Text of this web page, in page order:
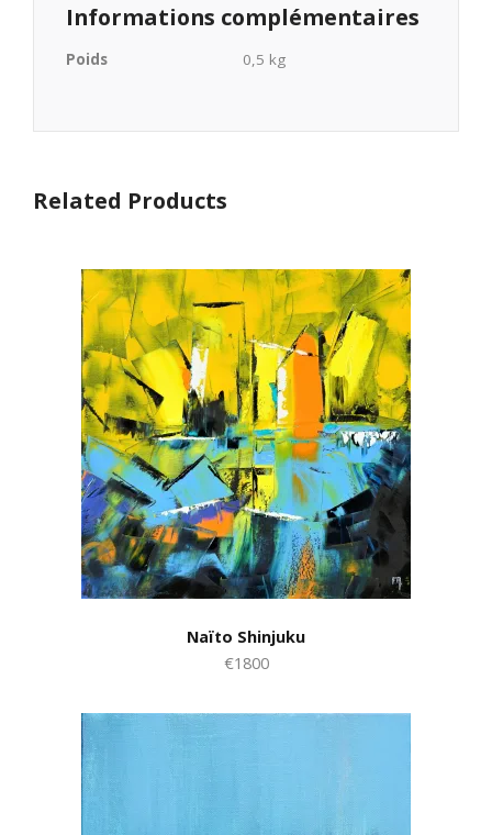
Informations complémentaires
Poids 0,5 kg
Related Products
Naïto Shinjuku
€1800